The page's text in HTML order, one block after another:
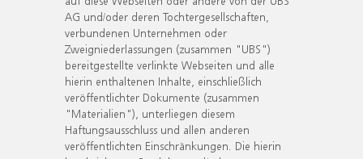
AG und/oder deren Tochtergesellschaften,
verbundenen Unternehmen oder
Zweigniederlassungen (zusammen "UBS")
bereitgestellte verlinkte Webseiten und alle
hierin enthaltenen Inhalte, einschließlich
veröffentlichter Dokumente (zusammen
"Materialien"), unterliegen diesem
Haftungsausschluss und allen anderen
veröffentlichten Einschränkungen. Die hierin